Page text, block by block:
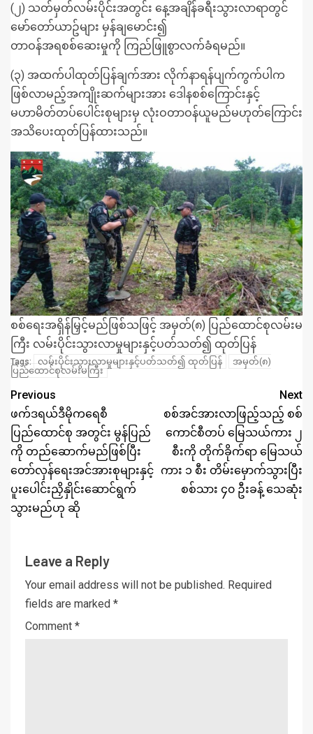
(၂) သတ်မှတ်လမ်းပိုင်းအတွင်း နေ့အချိန်ခရီးသွားလာရာတွင်
မော်တော်ယာဥ်များ မှန်ချမောင်း၍
တာဝန်အရစစ်ဆေးမှုကို ကြည်ဖြူစွာလက်ခံရမည်။
(၃) အထက်ပါထုတ်ပြန်ချက်အား လိုက်နာရန်ပျက်ကွက်ပါက
ဖြစ်လာမည့်အကျိုးဆက်များအား ဒေါနစစ်ကြောင်းနှင့်
မဟာမိတ်တပ်ပေါင်းစုများမှ လုံးဝတာဝန်ယူမည်မဟုတ်ကြောင်း
အသိပေးထုတ်ပြန်ထားသည်။
စစ်ရေးအရှိန်မြှင့်မည်ဖြစ်သဖြင့် အမှတ်(၈) ပြည်ထောင်စုလမ်းမ
ကြီး လမ်းပိုင်းသွားလာမှုများနှင့်ပတ်သတ်၍ ထုတ်ပြန်
Tags: လမ်းပိုင်းသွားလာမှုများနှင့်ပတ်သတ်၍ ထုတ်ပြန်
အမှတ်(၈)
ပြည်ထောင်စုလမ်းမကြီး
Previous
ဖက်ဒရယ်ဒီမိုကရေစီ
ပြည်ထောင်စု အတွင်း မွန်ပြည်
ကို တည်ဆောက်မည်ဖြစ်ပြီး
တော်လှန်ရေးအင်အားစုများနှင့်
ပူးပေါင်းညှိနှိုင်းဆောင်ရွက်
သွားမည်ဟု ဆို
Next
စစ်အင်အားလာဖြည့်သည့် စစ်
ကောင်စီတပ် မြေသယ်ကား ၂
စီးကို တိုက်ခိုက်ရာ မြေသယ်
ကား ၁ စီး တိမ်းမှောက်သွားပြီး
စစ်သား ၄၀ ဦးခန့် သေဆုံး
Leave a Reply
Your email address will not be published. Required
fields are marked *
Comment *